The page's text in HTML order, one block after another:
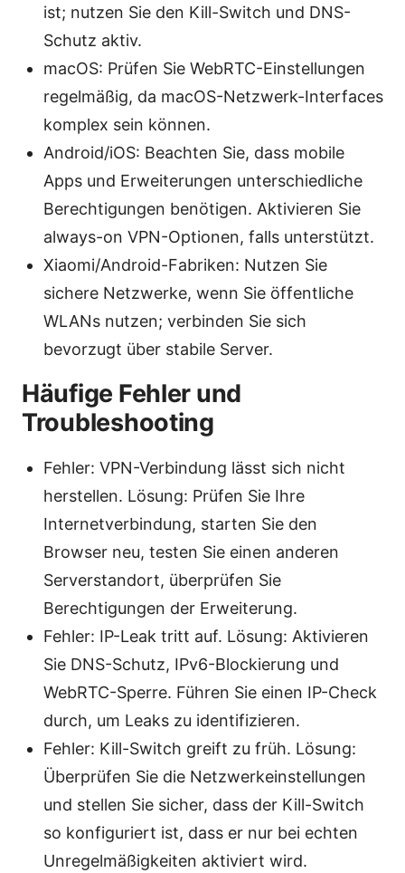
ist; nutzen Sie den Kill-Switch und DNS-
Schutz aktiv.
macOS: Prüfen Sie WebRTC-Einstellungen
regelmäßig, da macOS-Netzwerk-Interfaces
komplex sein können.
Android/iOS: Beachten Sie, dass mobile
Apps und Erweiterungen unterschiedliche
Berechtigungen benötigen. Aktivieren Sie
always-on VPN-Optionen, falls unterstützt.
Xiaomi/Android-Fabriken: Nutzen Sie
sichere Netzwerke, wenn Sie öffentliche
WLANs nutzen; verbinden Sie sich
bevorzugt über stabile Server.
Häufige Fehler und
Troubleshooting
Fehler: VPN-Verbindung lässt sich nicht
herstellen. Lösung: Prüfen Sie Ihre
Internetverbindung, starten Sie den
Browser neu, testen Sie einen anderen
Serverstandort, überprüfen Sie
Berechtigungen der Erweiterung.
Fehler: IP-Leak tritt auf. Lösung: Aktivieren
Sie DNS-Schutz, IPv6-Blockierung und
WebRTC-Sperre. Führen Sie einen IP-Check
durch, um Leaks zu identifizieren.
Fehler: Kill-Switch greift zu früh. Lösung:
Überprüfen Sie die Netzwerkeinstellungen
und stellen Sie sicher, dass der Kill-Switch
so konfiguriert ist, dass er nur bei echten
Unregelmäßigkeiten aktiviert wird.